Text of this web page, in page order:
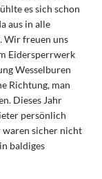
es sich schon
aus in alle
Wir freuen uns
Eidersperrwerk
Wesselburen
Richtung, man
Dieses Jahr
persönlich
waren sicher nicht
baldiges